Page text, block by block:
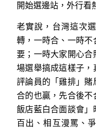
高松傑專欄
林伯強專欄
馮煒光專欄
趙處機專欄
KOL 精選
大衛sir專欄
支持讚助
條款及細則
關於我們
English
開始選邊站，外行看
老實說，台灣這次
轉，一時合、一時
要；一時大家開心
場選舉搞成這樣子
評論員的「雞排」
合的也贏，先合後
飯店藍白合面談會
百出、相互漫罵、